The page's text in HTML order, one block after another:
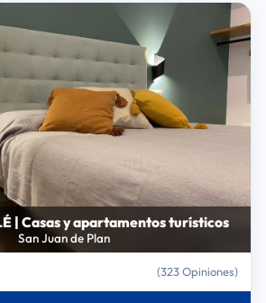
| Casas y apartamentos turísticos
San Juan de Plan
(323 Opiniones)